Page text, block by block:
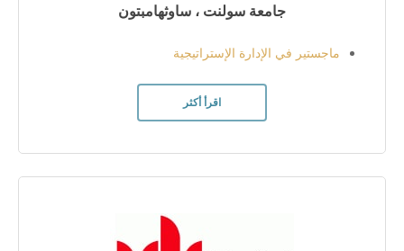
جامعة سولنت ، ساوثهامبتون
ماجستير في الإدارة الإستراتيجية
اقرأ أكثر